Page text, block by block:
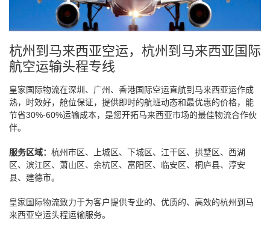
杭州到马来西亚空运，杭州到马来西亚国际
航空运输头程专线
皇家国际物流在深圳、广州、香港国际空运直航到马来西亚运作成
熟，时效好，舱位保证，提供即时的航班动态和最优惠的价格，能
节省30%-60%运输成本，是您开拓马来西亚市场的最佳物流合作伙
伴。
服务区域： 杭州市区、上城区、下城区、江干区、拱墅区、西湖
区、滨江区、萧山区、余杭区、富阳区、临安区、桐庐县、淳安
县、建德市。
皇家国际物流致力于为客户提供专业的、优质的、高效的杭州到马
来西亚空运头程运输服务。